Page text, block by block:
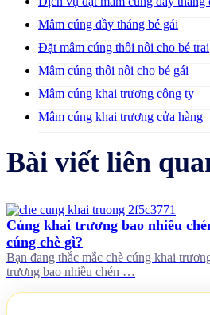
Mâm cúng đầy tháng bé gái
Đặt mâm cúng thôi nôi cho bé trai
Mâm cúng thôi nôi cho bé gái
Mâm cúng khai trương công ty
Mâm cúng khai trương cửa hàng
Bài viết liên
Cúng khai trương bao nhiều
cúng chè gì?
Bạn đang thắc mắc chè cúng khai
trương bao nhiều chén …